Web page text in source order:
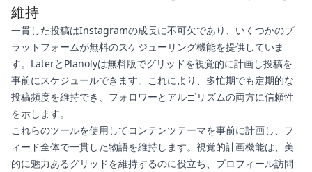
維持
一貫した投稿はInstagramの成長に不可欠であり、いくつかのプ
ラットフォームが無料のスケジューリング機能を提供していま
す。LaterとPlanolyは無料版でグリッドを視覚的に計画し投稿を
事前にスケジュールできます。これにより、多忙期でも定期的な
投稿頻度を維持でき、フォロワーとアルゴリズムの両方に信頼性
を示します。
これらのツールを使用してコンテンツテーマを事前に計画し、フ
ィード全体で一貫した物語を維持します。視覚的計画機能は、美
的に魅力あるグリッドを維持するのに役立ち、プロフィール訪問